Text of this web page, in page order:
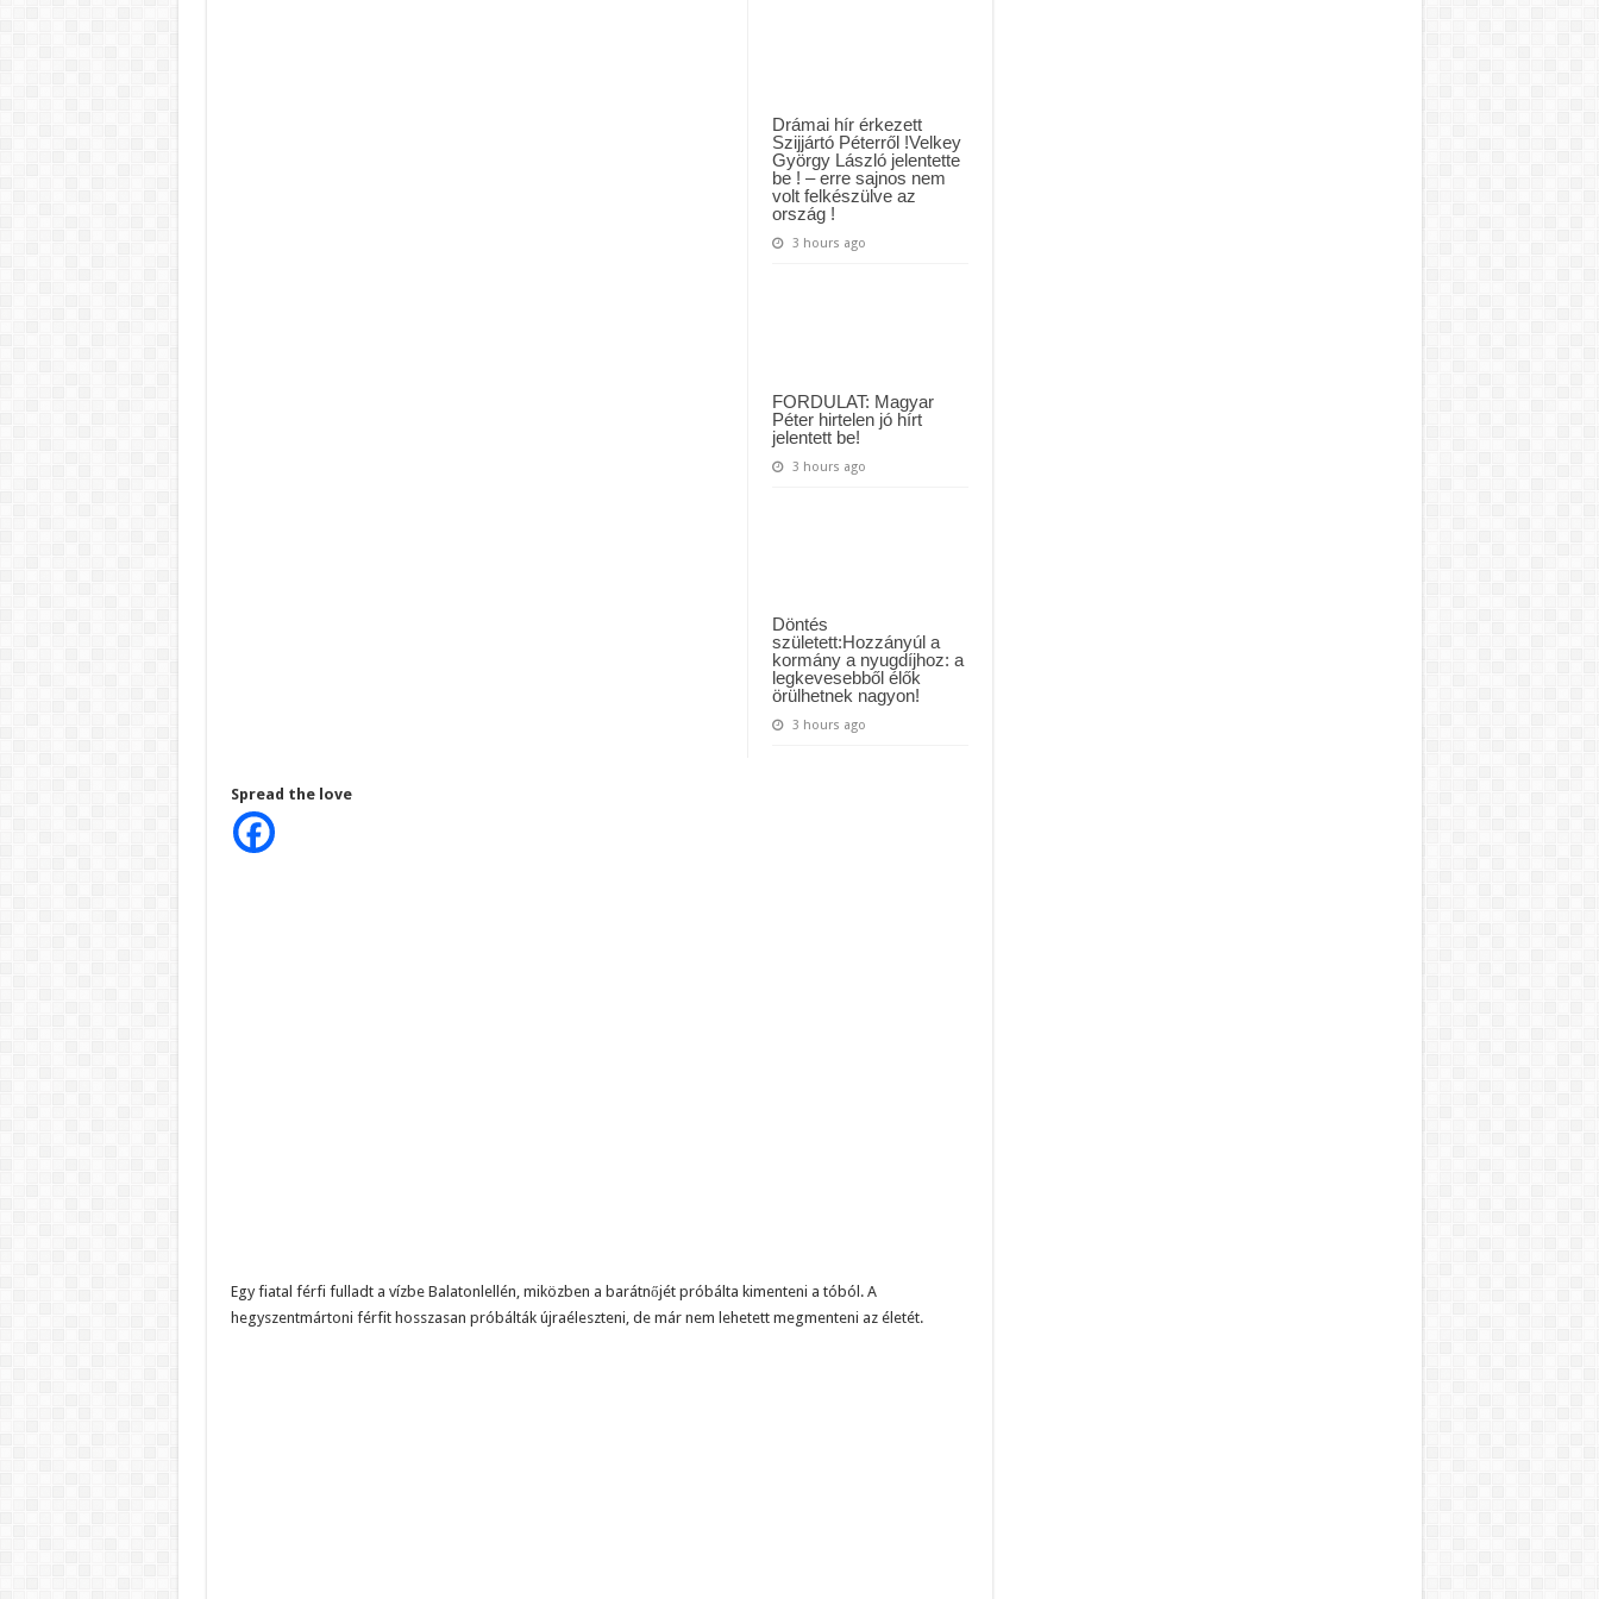
Drámai hír érkezett
Szijjártó Péterről !Velkey
György László jelentette
be ! – erre sajnos nem
volt felkészülve az
ország !
3 hours ago
FORDULAT: Magyar
Péter hirtelen jó hírt
jelentett be!
3 hours ago
Döntés
született:Hozzányúl a
kormány a nyugdíjhoz: a
legkevesebből élők
örülhetnek nagyon!
3 hours ago
Spread the love
Egy fiatal férfi fulladt a vízbe Balatonlellén, miközben a barátnőjét próbálta kimenteni a tóból. A
hegyszentmártoni férfit hosszasan próbálták újraéleszteni, de már nem lehetett megmenteni az életét.